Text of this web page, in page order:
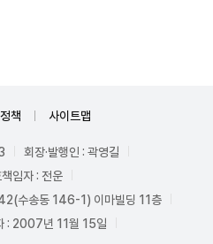
책 사이트맵
회장·발행인 : 곽영길
임자 : 전운
수송동 146-1) 이마빌딩 11층
: 2007년 11월 15일